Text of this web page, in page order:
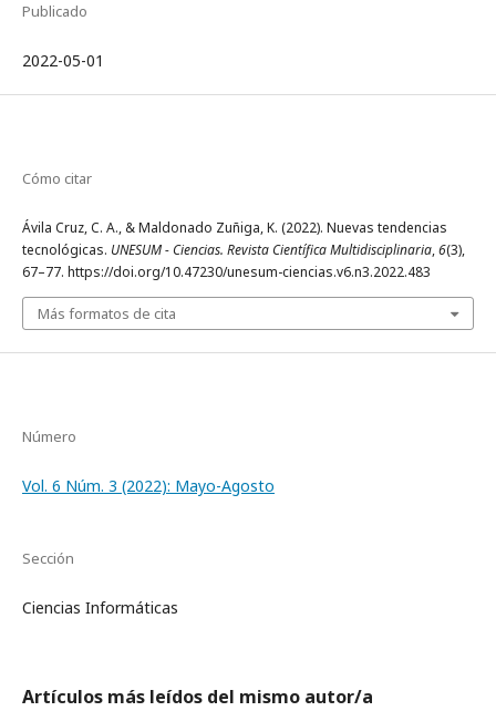
Publicado
2022-05-01
Cómo citar
Ávila Cruz, C. A., & Maldonado Zuñiga, K. (2022). Nuevas tendencias
tecnológicas. UNESUM - Ciencias. Revista Científica Multidisciplinaria,6(3),
67–77. https://doi.org/10.47230/unesum-ciencias.v6.n3.2022.483
Más formatos de cita
Número
Vol. 6 Núm. 3 (2022): Mayo-Agosto
Sección
Ciencias Informáticas
Artículos más leídos del mismo autor/a